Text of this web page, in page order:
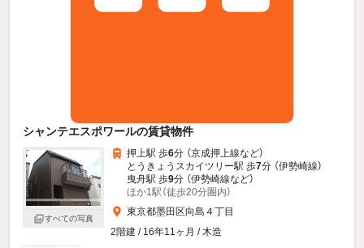
シャンテエスポワールの賃貸物件
すべての写真
押上駅 歩6分 （京成押上線など）
とうきょうスカイツリー駅 歩7分 （伊勢崎線）
曳舟駅 歩9分 （伊勢崎線など）
ほか1駅（徒歩20分圏内）
東京都墨田区向島４丁目
2階建 / 16年11ヶ月 / 木造